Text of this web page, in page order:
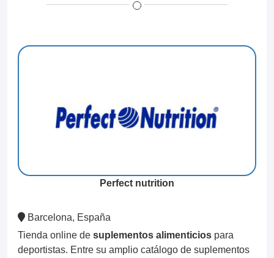
Perfect nutrition
Barcelona, España
Tienda online de suplementos alimenticios para
deportistas. Entre su amplio catálogo de suplementos